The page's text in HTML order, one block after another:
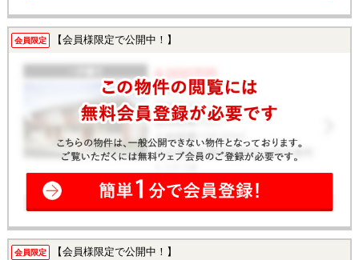
会員限定 【会員様限定で公開中！】
会員限定 【会員様限定で公開中！】